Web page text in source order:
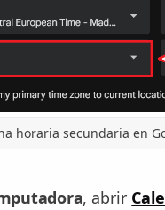
horaria secundaria en
, abrir